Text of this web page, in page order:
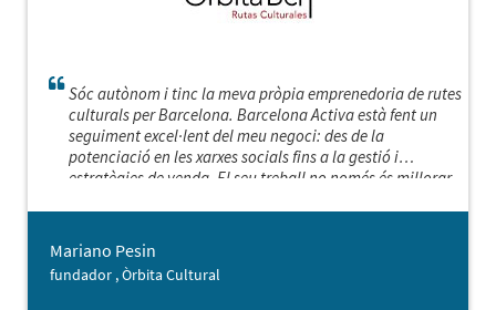
Sóc autònom i tinc la meva pròpia emprenedoria de rutes
culturals per Barcelona. Barcelona Activa està fent un
seguiment excel·lent del meu negoci: des de la
potenciació en les xarxes socials fins a la gestió i
estratègies de venda. El seu treball no només és millorar
escenaris, sinó que amb molta senzillesa, empatia i criteri
aconsegueixen reforçar el autoestima per poder tirar-los
endavant.
Mariano Pesin
fundador , Òrbita Cultural